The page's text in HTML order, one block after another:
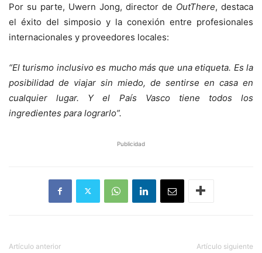
Por su parte, Uwern Jong, director de OutThere, destaca
el éxito del simposio y la conexión entre profesionales
internacionales y proveedores locales:
“El turismo inclusivo es mucho más que una etiqueta. Es la
posibilidad de viajar sin miedo, de sentirse en casa en
cualquier lugar. Y el País Vasco tiene todos los
ingredientes para lograrlo”.
Publicidad
Artículo anterior Artículo siguiente